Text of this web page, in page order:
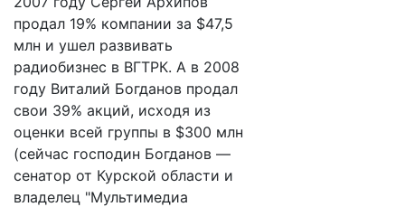
продал 19% компании за $47,5
млн и ушел развивать
радиобизнес в ВГТРК. А в 2008
году Виталий Богданов продал
свои 39% акций, исходя из
оценки всей группы в $300 млн
(сейчас господин Богданов —
сенатор от Курской области и
владелец "Мультимедиа